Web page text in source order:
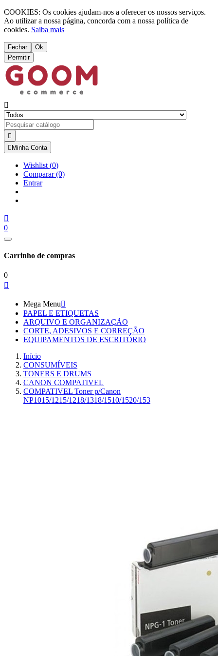
COOKIES: Os cookies ajudam-nos a oferecer os nossos serviços.
Ao utilizar a nossa página, concorda com a nossa política de
cookies. Saiba mais
Fechar
Ok
Permitir


 Minha Conta
Wishlist (0)
Comparar(0)
Entrar

0
Carrinho de compras
0

Mega Menu
PAPEL E ETIQUETAS
ARQUIVO E ORGANIZAÇÃO
CORTE, ADESIVOS E CORREÇÃO
EQUIPAMENTOS DE ESCRITÓRIO
Início
CONSUMÍVEIS
TONERS E DRUMS
CANON COMPATIVEL
COMPATIVEL Toner p/Canon
NP1015/1215/1218/1318/1510/1520/153